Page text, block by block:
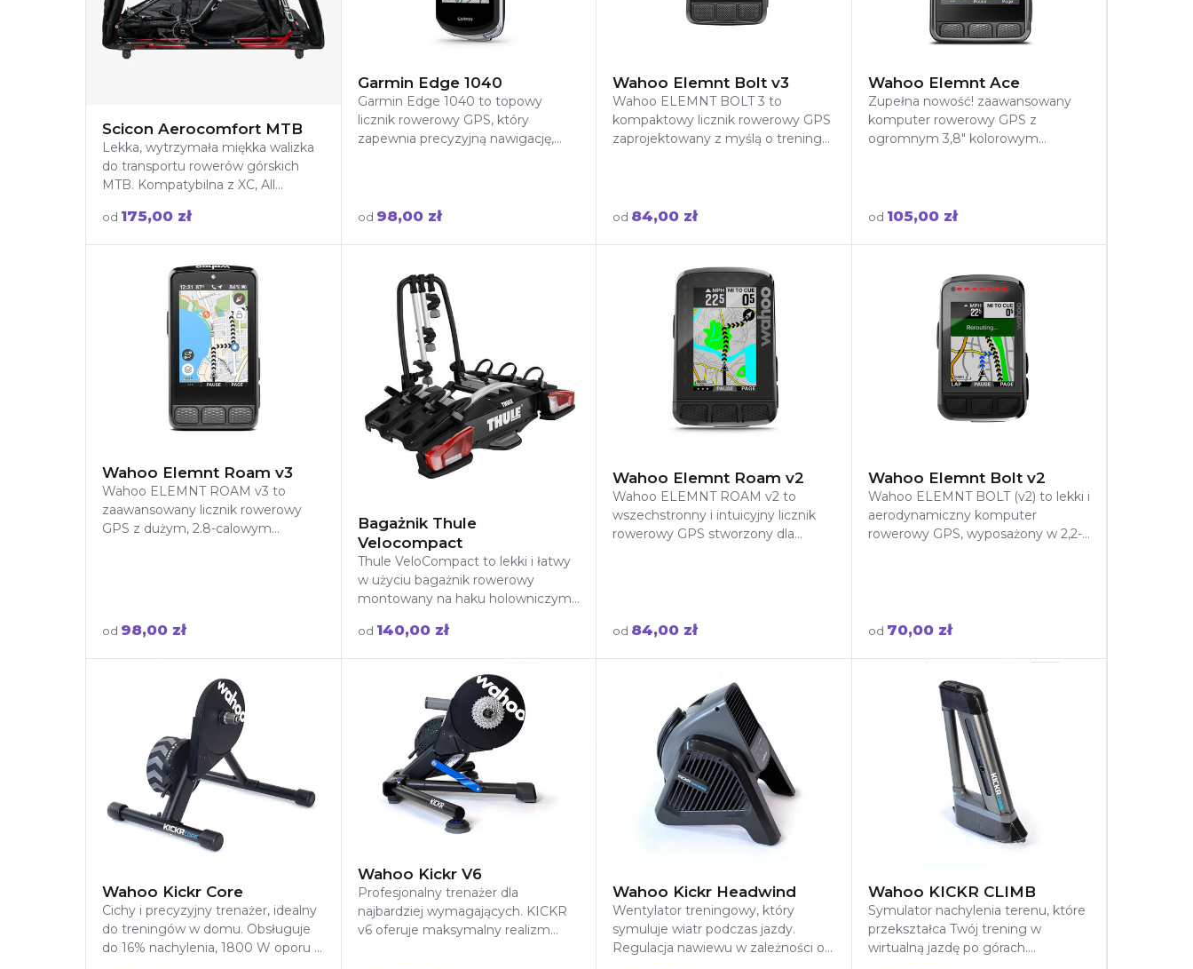
Scicon Aerocomfort MTB
Lekka, wytrzymała miękka walizka
do transportu rowerów górskich
MTB. Kompatybilna z XC, All
Downhill, kołami 29'' i oponami do
3,5''. Wypożycz z wysyłką lub
od 175,00 zł
Garmin Edge 1040
Garmin Edge 1040 to topowy
licznik rowerowy GPS, który
zapewnia precyzyjną nawigację,
od 98,00 zł
Wahoo Elemnt Bolt v3
Wahoo ELEMNT BOLT 3 to
kompaktowy licznik rowerowy GPS
zaprojektowany z myślą o treningu
od 84,00 zł
Wahoo Elemnt Ace
Zupełna nowość! zaawansowany
komputer rowerowy GPS z
ogromnym 3,8" kolorowym
od 105,00 zł
Wahoo Elemnt Roam v3
Wahoo ELEMNT ROAM v3 to
zaawansowany licznik rowerowy
GPS z dużym, 2.8-calowym
od 98,00 zł
Bagażnik Thule
Velocompact
Thule VeloCompact to lekki i łatwy
w użyciu bagażnik rowerowy
montowany na haku holowniczym,
nawet 4 rowerów
od 140,00 zł
Wahoo Elemnt Roam v2
Wahoo ELEMNT ROAM v2 to
wszechstronny i intuicyjny licznik
rowerowy GPS stworzony dla
od 84,00 zł
Wahoo Elemnt Bolt v2
Wahoo ELEMNT BOLT (v2) to lekki i
aerodynamiczny komputer
rowerowy GPS, wyposażony w 2,2-
od 70,00 zł
Wahoo Kickr Core
Cichy i precyzyjny trenażer, idealny
do treningów w domu. Obsługuje
do 16% nachylenia, 1800 W oporu i
Wahoo Kickr V6
Profesjonalny trenażer dla
najbardziej wymagających. KICKR
v6 oferuje maksymalny realizm
Wahoo Kickr Headwind
Wentylator treningowy, który
symuluje wiatr podczas jazdy.
Regulacja nawiewu w zależności od
Wahoo KICKR CLIMB
Symulator nachylenia terenu, które
przekształca Twój trening w
wirtualną jazdę po górach.